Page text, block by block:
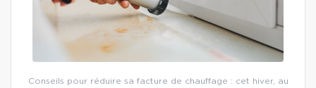
Conseils pour réduire sa facture de chauffage : cet hiver, au